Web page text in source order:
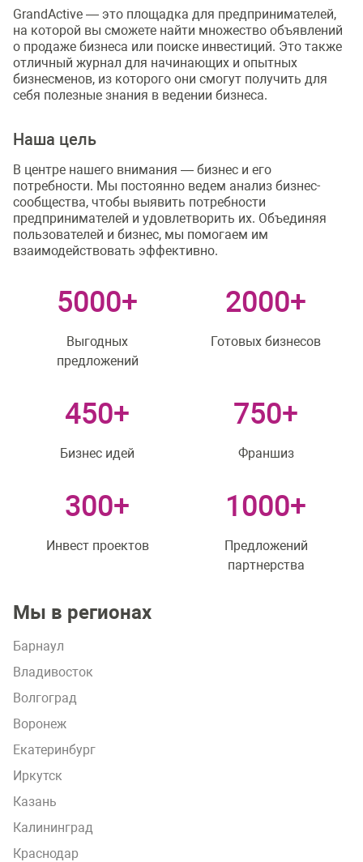
GrandActive — это площадка для предпринимателей,
на которой вы сможете найти множество объявлений
о продаже бизнеса или поиске инвестиций. Это также
отличный журнал для начинающих и опытных
бизнесменов, из которого они смогут получить для
себя полезные знания в ведении бизнеса.
Наша цель
В центре нашего внимания — бизнес и его
потребности. Мы постоянно ведем анализ бизнес-
сообщества, чтобы выявить потребности
предпринимателей и удовлетворить их. Объединяя
пользователей и бизнес, мы помогаем им
взаимодействовать эффективно.
5000+
Выгодных
предложений
2000+
Готовых бизнесов
450+
Бизнес идей
750+
Франшиз
300+
Инвест проектов
1000+
Предложений
партнерства
Мы в регионах
Барнаул
Владивосток
Волгоград
Воронеж
Екатеринбург
Иркутск
Казань
Калининград
Краснодар